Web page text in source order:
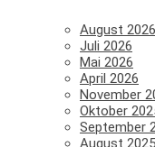
August 2026
Juli 2026
Mai 2026
April 2026
November
Oktober
September
August 2025